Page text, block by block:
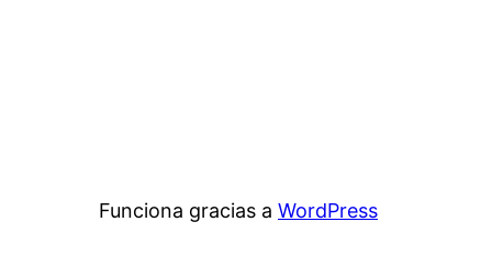
Funciona gracias a WordPress